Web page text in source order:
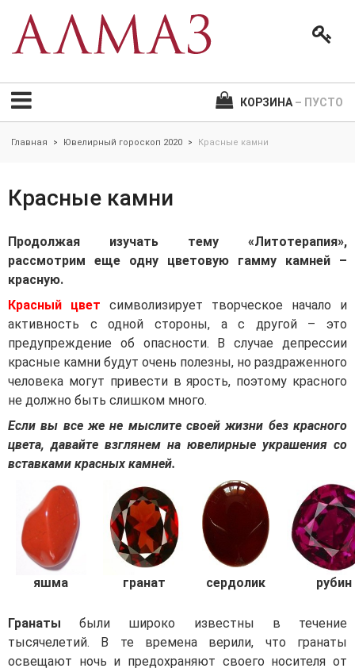
КОРЗИНА – ПУСТО
Главная > Ювелирный гороскоп 2020 > Красные камни
Красные камни
Продолжая изучать тему «Литотерапия»,
рассмотрим еще одну цветовую гамму камней –
красную.
Красный цвет символизирует творческое начало и
активность с одной стороны, а с другой – это
предупреждение об опасности. В случае депрессии
красные камни будут очень полезны, но раздраженного
человека могут привести в ярость, поэтому красного
не должно быть слишком много.
Если вы все же не мыслите своей жизни без красного
цвета, давайте взглянем на ювелирные украшения со
вставками красных камней.
яшма гранат сердолик рубин
Гранаты были широко известны в течение
тысячелетий. В те времена верили, что гранаты
освещают ночь и предохраняют своего носителя от